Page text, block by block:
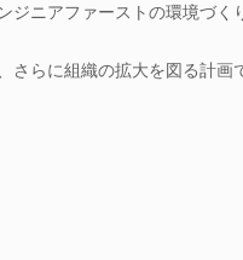
ジニアファーストの環境づく
らに組織の拡大を図る計画